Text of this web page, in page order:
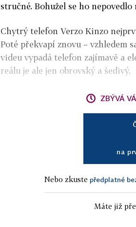
stručné. Bohužel se ho
Chytrý telefon Verzo Kinzo
Poté překvapí znovu – vzhledem
videu vypadá telefon zajímavě a
reálu je ale jen obrovský a šedivý.
ZBÝVÁ
na
Nebo zkuste předplatné
Máte již